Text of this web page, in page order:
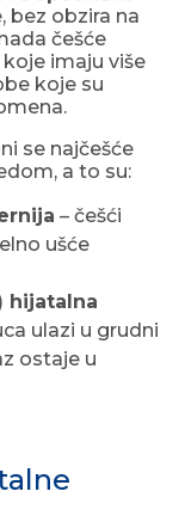
bez obzira na
češće
imaju više
koje su
se najčešće
a to su:
– češći
ušće
hijatalna
ulazi u grudni
ostaje u